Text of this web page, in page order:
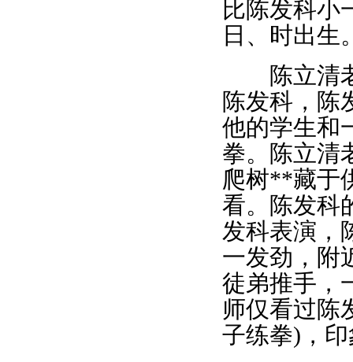
比陈发科小
日、时出生
陈立清老
陈发科，陈
他的学生和
拳。陈立清
爬树**藏于
看。陈发科
发科表演，
一发劲，附
徒弟推手，
师仅看过陈
子练拳)，